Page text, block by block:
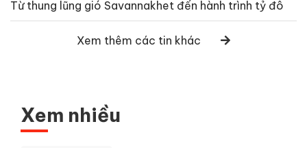
Từ thung lũng gió Savannakhet đến hành trình tỷ đô
Xem thêm các tin khác
Xem nhiều